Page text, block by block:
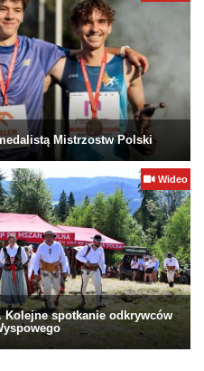
Mistrzostw Polski
Wideo
Kolejne spotkanie odkrywców